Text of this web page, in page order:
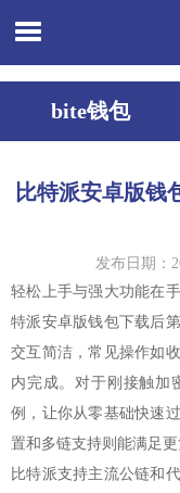
bite钱包
比特派安卓版钱
发布日期：
轻松上手与强大功能在
特派安卓版钱包下载后
交互简洁，常见操作如
内完成。对于刚接触加
例，让你从零基础快速
置和多链支持则能满足更
比特派支持主流公链和